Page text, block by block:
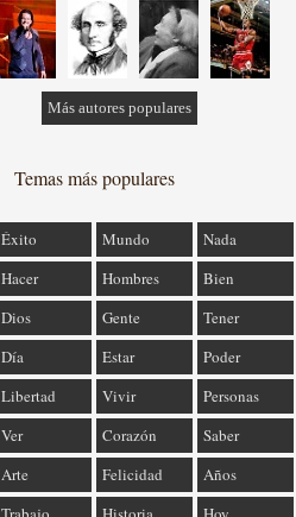
Más autores populares
Temas más populares
Éxito Mundo
Nada
Hacer Hombres
Bien
Dios Gente
Tener
Día Estar
Poder
Libertad Vivir
Personas
Ver Corazón
Saber
Arte Felicidad
Años